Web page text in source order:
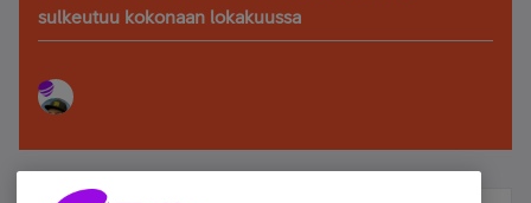
sulkeutuu kokonaan lokakuussa